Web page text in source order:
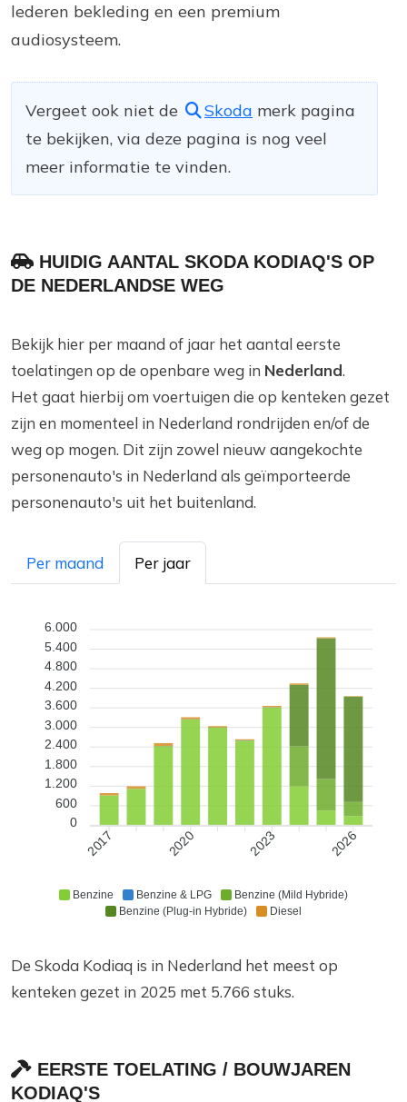
lederen bekleding en een premium
audiosysteem.
Vergeet ook niet de Skoda merk pagina
te bekijken, via deze pagina is nog veel
meer informatie te vinden.
HUIDIG AANTAL SKODA KODIAQ'S OP
DE NEDERLANDSE WEG
Bekijk hier per maand of jaar het aantal eerste
toelatingen op de openbare weg in Nederland.
Het gaat hierbij om voertuigen die op kenteken gezet
zijn en momenteel in Nederland rondrijden en/of de
weg op mogen. Dit zijn zowel nieuw aangekochte
personenauto's in Nederland als geïmporteerde
personenauto's uit het buitenland.
Per maand Per jaar
Benzine Benzine & LPG
Benzine (Mild Hybride)
Benzine (Plug-in Hybride)
Diesel
6.000
5.400
4.800
4.200
3.600
3.000
2.400
1.800
1.200
600
0
2017 2020 2023 2026
De Skoda Kodiaq is in Nederland het meest op
kenteken gezet in 2025 met 5.766 stuks.
EERSTE TOELATING / BOUWJAREN
KODIAQ'S